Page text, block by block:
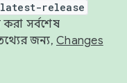
release
করা সর্বশেষ
জন্য, Changes